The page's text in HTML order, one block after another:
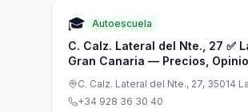
🎓 Autoescuela
C. Calz. Lateral del Nte., 27 ✅
Gran Canaria — Precios,
C. Calz. Lateral del Nte., 27, 35014
Canaria, Las Palmas, España
+34 928 36 30 40